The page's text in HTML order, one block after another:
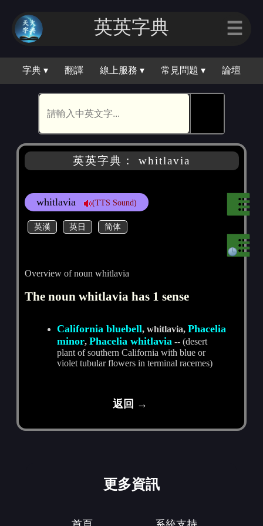
英英字典 ☰
字典 ▾ 翻譯 線上服務 ▾ 常見問題 ▾ 論壇
英英字典： whitlavia
whitlavia (TTS Sound)
英漢 英日 简体
Overview of noun whitlavia
The noun whitlavia has 1 sense
California bluebell, whitlavia,Phacelia
minor,Phacelia whitlavia -- (desert
plant of southern California with blue or
violet tubular flowers in terminal racemes)
返回 →
更多資訊